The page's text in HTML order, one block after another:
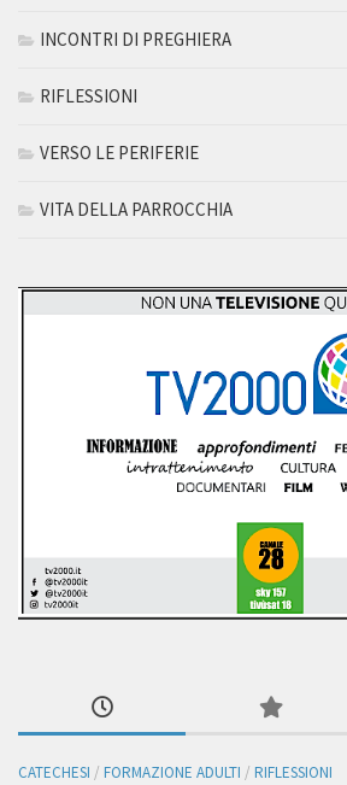
INCONTRI DI PREGHIERA
RIFLESSIONI
VERSO LE PERIFERIE
VITA DELLA PARROCCHIA
CATECHESI / FORMAZIONE ADULTI / RIFLESSIONI